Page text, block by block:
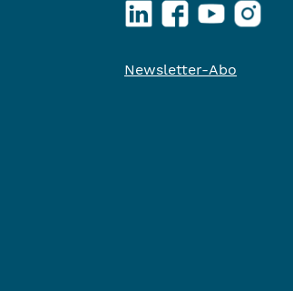
LinkedInFacebookYouTubeInstagram
Newsletter-Abo